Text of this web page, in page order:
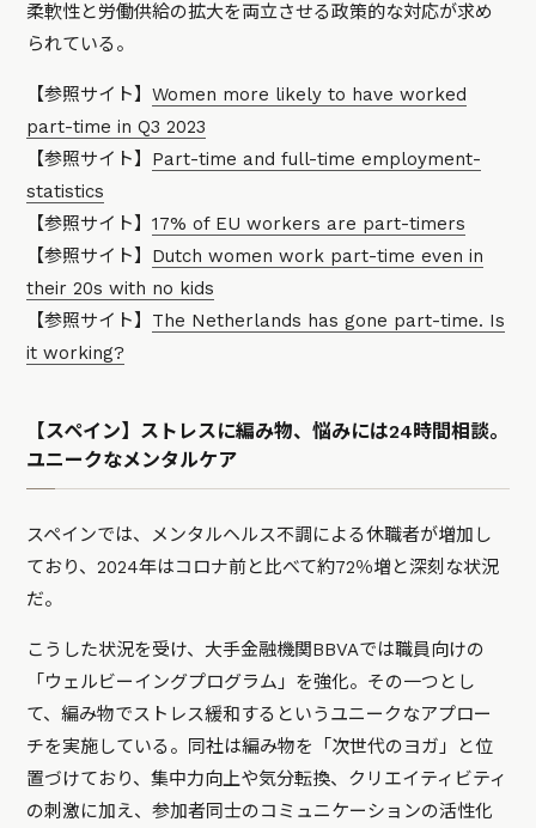
柔軟性と労働供給の拡大を両立させる政策的な対応が求め
られている。
【参照サイト】Women more likely to have worked
part-time in Q3 2023
【参照サイト】 Part-time and full-time employment-
statistics
【参照サイト】17% of EU workers are part-timers
【参照サイト】 Dutch women work part-time even in
their 20s with no kids
【参照サイト】 The Netherlands has gone part-time. Is
it working?
【スペイン】ストレスに編み物、悩みには24時間相談。
ユニークなメンタルケア
スペインでは、メンタルヘルス不調による休職者が増加し
ており、2024年はコロナ前と比べて約72％増と深刻な状況
だ。
こうした状況を受け、大手金融機関BBVAでは職員向けの
「ウェルビーイングプログラム」を強化。その一つとし
て、編み物でストレス緩和するというユニークなアプロー
チを実施している。同社は編み物を「次世代のヨガ」と位
置づけており、集中力向上や気分転換、クリエイティビティ
の刺激に加え、参加者同士のコミュニケーションの活性化